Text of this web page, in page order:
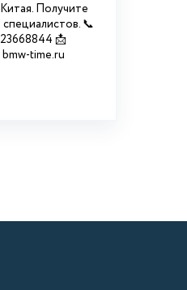
Получите
📞
📩
time.ru